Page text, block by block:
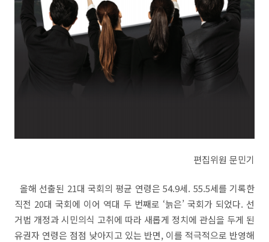
편집위원 문민기
올해 선출된 21대 국회의 평균 연령은54.9세. 55.5세를 기록한
직전 20대 국회에 이어 역대 두 번째로 ‘늙은’ 국회가 되었다. 선
거법 개정과 시민의식 고취에 따라 새롭게 정치에 관심을 두게 된
유권자 연령은 점점 낮아지고 있는 반면, 이를 적극적으로 반영해